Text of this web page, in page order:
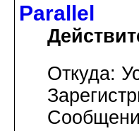
Parallel
Откуда: